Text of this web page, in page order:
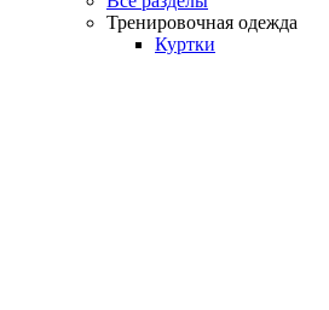
Тренировочная одежда
Куртки